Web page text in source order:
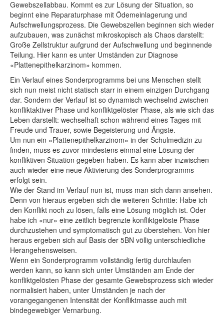
Gewebszellabbau. Kommt es zur Lösung der Situation, so
beginnt eine Reparaturphase mit Ödemeinlagerung und
Aufschwellungsprozess. Die Gewebszellen beginnen sich wieder
aufzubauen, was zunächst mikroskopisch als Chaos darstellt:
Große Zellstruktur aufgrund der Aufschwellung und beginnende
Teilung. Hier kann es unter Umständen zur Diagnose
«Plattenepithelkarzinom» kommen.
Ein Verlauf eines Sonderprogramms bei uns Menschen stellt
sich nun meist nicht statisch starr in einem einzigen Durchgang
dar. Sondern der Verlauf ist so dynamisch wechselnd zwischen
konfliktaktiver Phase und konfliktgelöster Phase, als wie sich das
Leben darstellt: wechselhaft schon während eines Tages mit
Freude und Trauer, sowie Begeisterung und Ängste.
Um nun ein «Plattenepithelkarzinom» in der Schulmedizin zu
finden, muss es zuvor mindestens einmal eine Lösung der
konfliktiven Situation gegeben haben. Es kann aber inzwischen
auch wieder eine neue Aktivierung des Sonderprogramms
erfolgt sein.
Wie der Stand im Verlauf nun ist, muss man sich dann ansehen.
Denn von hieraus ergeben sich die weiteren Schritte: Habe ich
den Konflikt noch zu lösen, falls eine Lösung möglich ist. Oder
habe ich «nur» eine zeitlich begrenzte konfliktgelöste Phase
durchzustehen und symptomatisch gut zu überstehen. Von hier
heraus ergeben sich auf Basis der 5BN völlig unterschiedliche
Herangehensweisen.
Wenn ein Sonderprogramm vollständig fertig durchlaufen
werden kann, so kann sich unter Umständen am Ende der
konfliktgelösten Phase der gesamte Gewebsprozess sich wieder
normalisiert haben, unter Umständen je nach der
vorangegangenen Intensität der Konfliktmasse auch mit
bindegewebiger Vernarbung.